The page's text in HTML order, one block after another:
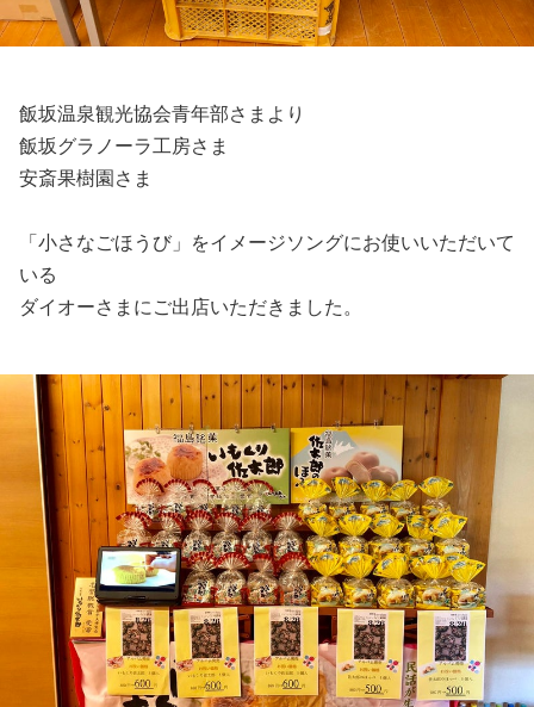
飯坂温泉観光協会青年部さまより
飯坂グラノーラ工房さま
安斎果樹園さま
「小さなごほうび」をイメージソングにお使いいただいて
いる
ダイオーさまにご出店いただきました。